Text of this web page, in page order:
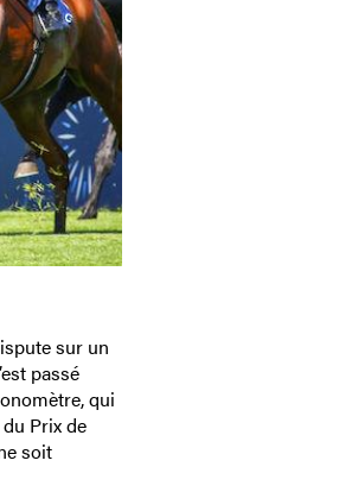
sur un
passé
qui
Prix de
soit